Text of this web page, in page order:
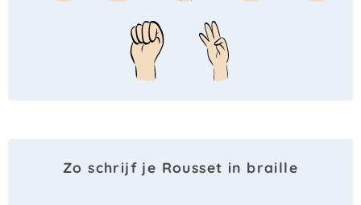
Zo schrijf je Rousset in braille